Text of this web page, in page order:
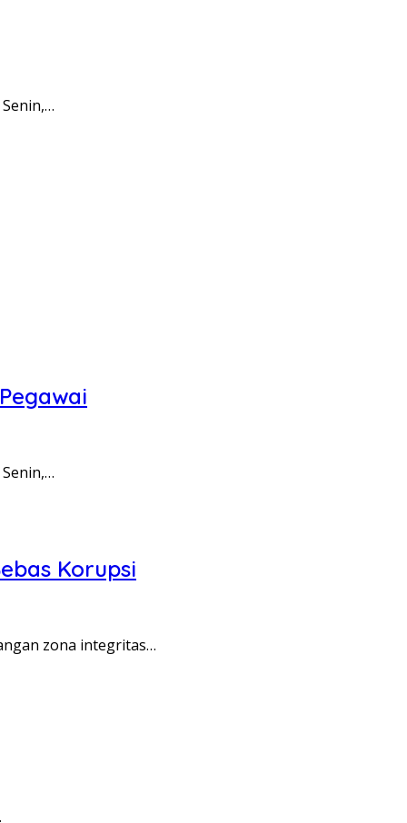
Korupsi
zona integritas…